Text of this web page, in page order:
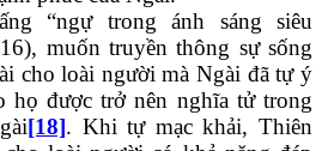
“ngự trong ánh sáng siêu
muốn truyền thông sự sống
cho loài người mà Ngài đã tự ý
họ được trở nên nghĩa tử trong
[18]. Khi tự mạc khải, Thiên